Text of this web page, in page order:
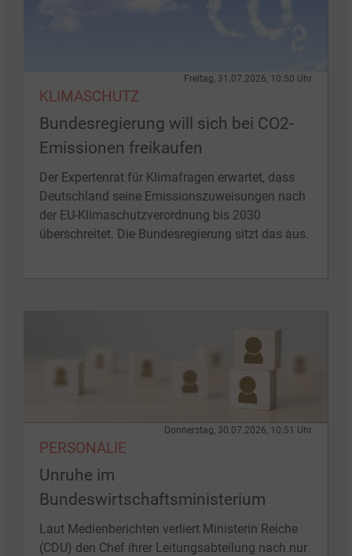
Freitag, 31.07.2026, 10:50 Uhr
KLIMASCHUTZ
Bundesregierung will sich bei CO2-
Emissionen freikaufen
Der Expertenrat für Klimafragen erwartet, dass
Deutschland seine Emissionszuweisungen nach
der EU-Klimaschutzverordnung bis 2030
überschreitet. Die Bundesregierung sitzt das aus.
Donnerstag, 30.07.2026, 10:51 Uhr
PERSONALIE
Unruhe im
Bundeswirtschaftsministerium
Laut Medienberichten verliert Ministerin Reiche
(CDU) den Chef ihrer Leitungsabteilung nach nur